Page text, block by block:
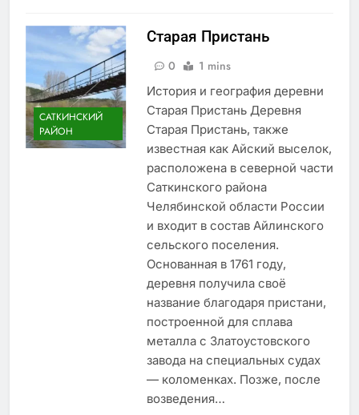
САТКИНСКИЙ
РАЙОН
Старая Пристань
0 1 mins
История и география деревни
Старая Пристань Деревня
Старая Пристань, также
известная как Айский выселок,
расположена в северной части
Саткинского района
Челябинской области России
и входит в состав Айлинского
сельского поселения.
Основанная в 1761 году,
деревня получила своё
название благодаря пристани,
построенной для сплава
металла с Златоустовского
завода на специальных судах
— коломенках. Позже, после
возведения…